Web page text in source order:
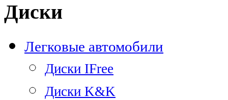
Диски
Легковые автомобили
Диски IFree
Диски K&K